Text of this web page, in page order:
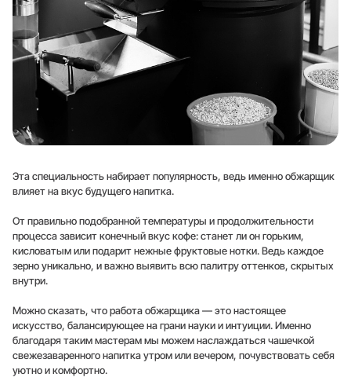
Эта специальность набирает популярность, ведь именно обжарщик
влияет на вкус будущего напитка.
От правильно подобранной температуры и продолжительности
процесса зависит конечный вкус кофе: станет ли он горьким,
кисловатым или подарит нежные фруктовые нотки. Ведь каждое
зерно уникально, и важно выявить всю палитру оттенков, скрытых
внутри.
Можно сказать, что работа обжарщика — это настоящее
искусство, балансирующее на грани науки и интуиции. Именно
благодаря таким мастерам мы можем наслаждаться чашечкой
свежезаваренного напитка утром или вечером, почувствовать себя
уютно и комфортно.